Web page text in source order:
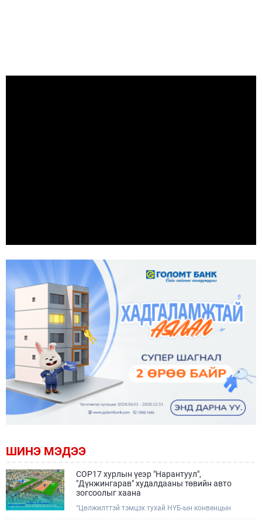
ШИНЭ МЭДЭЭ
COP17 хурлын үеэр "Нарантуул",
"Дүнжингарав" худалдааны төвийн авто
зогсоолыг хаана
“Цөлжилттэй тэмцэх тухай НҮБ-ын конвенцын